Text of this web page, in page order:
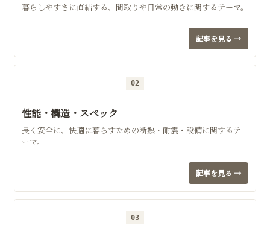
暮らしやすさに直結する、間取りや日常の動きに関するテーマ。
記事を見る →
02
性能・構造・スペック
長く安全に、快適に暮らすための断熱・耐震・設備に関するテ
ーマ。
記事を見る →
03